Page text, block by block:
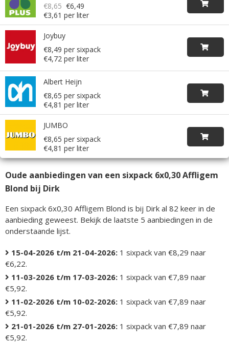
€8,65 €6,49
€3,61 per liter
Joybuy
€8,49 per sixpack
€4,72 per liter
Albert Heijn
€8,65 per sixpack
€4,81 per liter
JUMBO
€8,65 per sixpack
€4,81 per liter
Oude aanbiedingen van een sixpack 6x0,30 Affligem
Blond bij Dirk
Een sixpack 6x0,30 Affligem Blond is bij Dirk al 82 keer in de
aanbieding geweest. Bekijk de laatste 5 aanbiedingen in de
onderstaande lijst.
15-04-2026 t/m 21-04-2026: 1 sixpack van €8,29 naar
€6,22.
11-03-2026 t/m 17-03-2026: 1 sixpack van €7,89 naar
€5,92.
11-02-2026 t/m 10-02-2026: 1 sixpack van €7,89 naar
€5,92.
21-01-2026 t/m 27-01-2026: 1 sixpack van €7,89 naar
€5,92.